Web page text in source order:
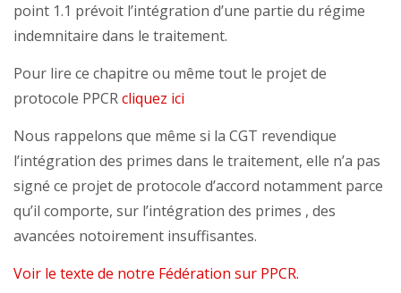
point 1.1 prévoit l’intégration d’une partie du régime
indemnitaire dans le traitement.
Pour lire ce chapitre ou même tout le projet de
protocole PPCRcliquez ici
Nous rappelons que même si la CGT revendique
l’intégration des primes dans le traitement, elle n’a pas
signé ce projet de protocole d’accord notamment parce
qu’il comporte, sur l’intégration des primes , des
avancées notoirement insuffisantes.
Voir le texte de notre Fédération sur PPCR.